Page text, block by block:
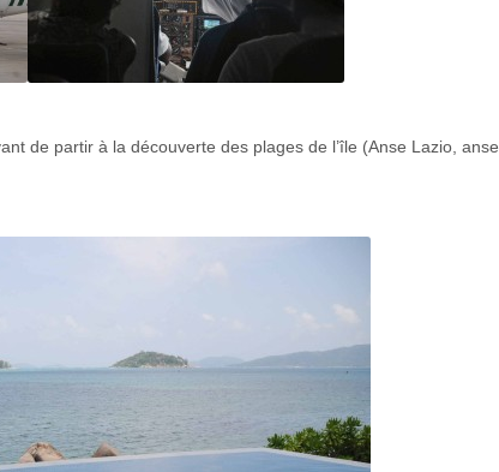
de partir à la découverte des plages de l’île (Anse Lazio, anse